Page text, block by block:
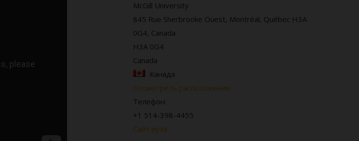
McGill University
845 Rue Sherbrooke Ouest, Montréal, Québec H3A
0G4, Canada
H3A 0G4
Canada
Канада
Посмотреть расположение
Телефон:
+1 514-398-4455
Сайт вуза